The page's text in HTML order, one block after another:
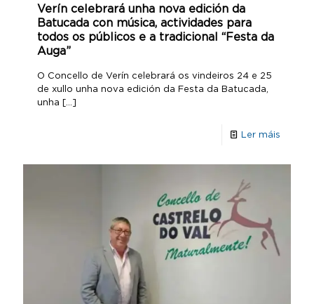
Verín celebrará unha nova edición da
Batucada con música, actividades para
todos os públicos e a tradicional “Festa da
Auga”
O Concello de Verín celebrará os vindeiros 24 e 25
de xullo unha nova edición da Festa da Batucada,
unha […]
Ler máis